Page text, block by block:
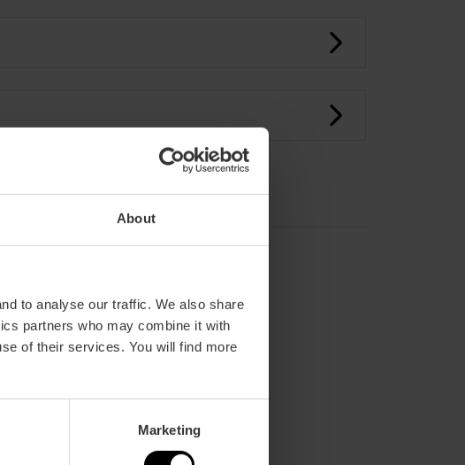
About
to analyse our traffic. We also share
partners who may combine it with
of their services. You will find more
Marketing